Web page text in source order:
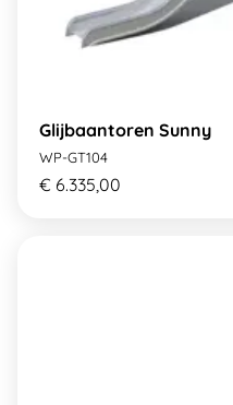
Glijbaantoren Sunny
WP-GT104
€ 6.335,00